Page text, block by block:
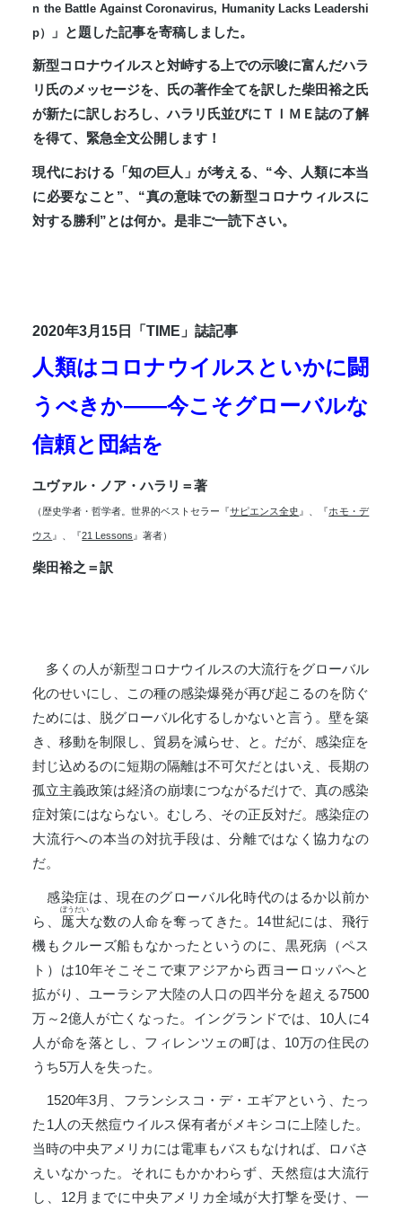
n the Battle Against Coronavirus, Humanity Lacks Leadershi
p）
」と題した記事を寄稿しました。
新型コロナウイルスと対峙する上での示唆に富んだハラ
リ氏のメッセージを、氏の著作全てを訳した柴田裕之氏
が新たに訳しおろし、ハラリ氏並びにＴＩＭＥ誌の了解
を得て、緊急全文公開します！
現代における「知の巨人」が考える、“今、人類に本当
に必要なこと”、“真の意味での新型コロナウィルスに
対する勝利”とは何か。是非ご一読下さい。
2020年3月15日「TIME」誌記事
人類はコロナウイルスといかに闘
うべきか――今こそグローバルな
信頼と団結を
ユヴァル・ノア・ハラリ＝著
（歴史学者・哲学者。世界的ベストセラー『サピエンス全史 』、『ホモ・デ
ウス 』、『21 Lessons 』著者）
柴田裕之＝訳
多くの人が新型コロナウイルスの大流行をグローバル
化のせいにし、この種の感染爆発が再び起こるのを防ぐ
ためには、脱グローバル化するしかないと言う。壁を築
き、移動を制限し、貿易を減らせ、と。だが、感染症を
封じ込めるのに短期の隔離は不可欠だとはいえ、長期の
孤立主義政策は経済の崩壊につながるだけで、真の感染
症対策にはならない。むしろ、その正反対だ。感染症の
大流行への本当の対抗手段は、分離ではなく協力なの
だ。
感染症は、現在のグローバル化時代のはるか以前か
ら、 厖大
ぼうだい
な数の人命を奪ってきた。14世紀には、飛行
機もクルーズ船もなかったというのに、黒死病（ペス
ト）は10年そこそこで東アジアから西ヨーロッパへと
拡がり、ユーラシア大陸の人口の四半分を超える7500
万～2億人が亡くなった。イングランドでは、10人に4
人が命を落とし、フィレンツェの町は、10万の住民の
うち5万人を失った。
1520年3月、フランシスコ・デ・エギアという、たっ
た1人の天然痘ウイルス保有者がメキシコに上陸した。
当時の中央アメリカには電車もバスもなければ、ロバさ
えいなかった。それにもかかわらず、天然痘は大流行
し、12月までに中央アメリカ全域が大打撃を受け、一